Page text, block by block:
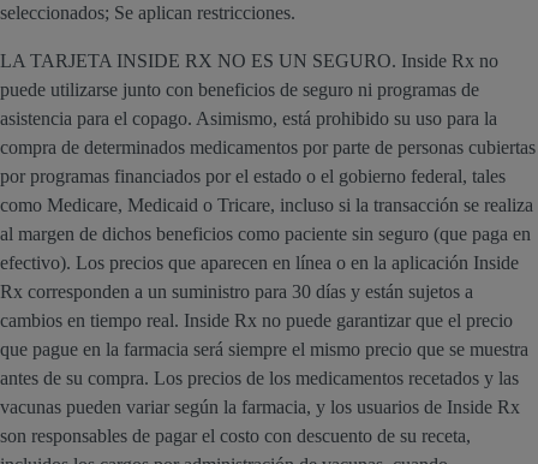
seleccionados; Se aplican restricciones.
LA TARJETA INSIDE RX NO ES UN SEGURO. Inside Rx no
puede utilizarse junto con beneficios de seguro ni programas de
asistencia para el copago. Asimismo, está prohibido su uso para la
compra de determinados medicamentos por parte de personas cubiertas
por programas financiados por el estado o el gobierno federal, tales
como Medicare, Medicaid o Tricare, incluso si la transacción se realiza
al margen de dichos beneficios como paciente sin seguro (que paga en
efectivo). Los precios que aparecen en línea o en la aplicación Inside
Rx corresponden a un suministro para 30 días y están sujetos a
cambios en tiempo real. Inside Rx no puede garantizar que el precio
que pague en la farmacia será siempre el mismo precio que se muestra
antes de su compra. Los precios de los medicamentos recetados y las
vacunas pueden variar según la farmacia, y los usuarios de Inside Rx
son responsables de pagar el costo con descuento de su receta,